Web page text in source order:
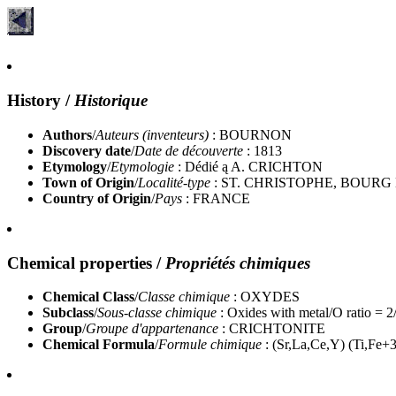
History / Historique
Authors/Auteurs (inventeurs) : BOURNON
Discovery date/Date de découverte : 1813
Etymology/Etymologie : Dédié ą A. CRICHTON
Town of Origin/Localité-type : ST. CHRISTOPHE,
Country of Origin/Pays : FRANCE
Chemical properties / Propriétés chimiques
Chemical Class/Classe chimique : OXYDES
Subclass/Sous-classe chimique : Oxides with metal/O ratio =
Group/Groupe d'appartenance : CRICHTONITE
Chemical Formula/Formule chimique : (Sr,La,Ce,Y)